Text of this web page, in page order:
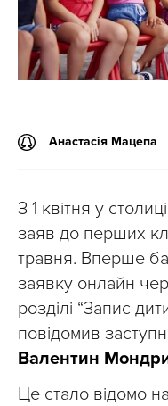
Анастасія Мацепа
З 1 квітня у
заяв до перших
травня. Вперше
заявку онлайн
розділі “Запис
повідомив
Валентин
Це стало відомо на